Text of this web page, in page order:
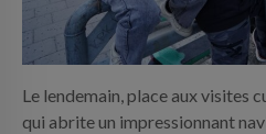
Le lendemain, place aux visites
qui abrite un impressionnant